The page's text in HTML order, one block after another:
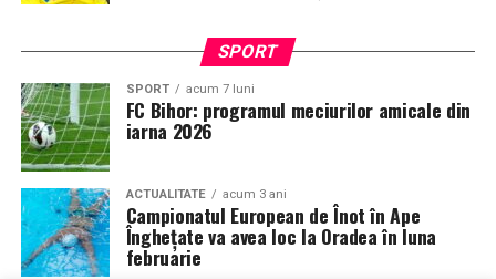
SPORT
SPORT acum 7 luni
FC Bihor: programul meciurilor amicale din
iarna 2026
ACTUALITATE acum 3 ani
Campionatul European de Înot în Ape
Înghețate va avea loc la Oradea în luna
februarie